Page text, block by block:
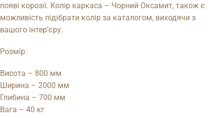
появі корозії. Колір каркаса – Чорний Оксамит, також є
можливість підібрати колір за каталогом, виходячи з
вашого інтер’єру.
Розмір:
Висота – 800 мм
Ширина – 2000 мм
Глибина – 700 мм
Вага – 40 кг